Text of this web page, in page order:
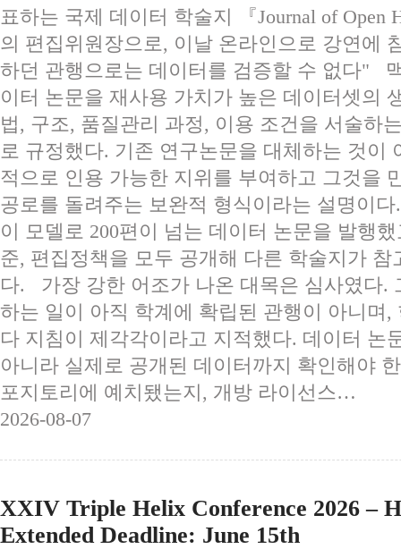
표하는 국제 데이터 학술지 『Journal of Open
의 편집위원장으로, 이날 온라인으로 강연에
하던 관행으로는 데이터를 검증할 수 없다"
이터 논문을 재사용 가치가 높은 데이터셋의
법, 구조, 품질관리 과정, 이용 조건을 서술하
로 규정했다. 기존 연구논문을 대체하는 것이
적으로 인용 가능한 지위를 부여하고 그것을
공로를 돌려주는 보완적 형식이라는 설명이다
이 모델로 200편이 넘는 데이터 논문을 발행
준, 편집정책을 모두 공개해 다른 학술지가 참
다. 가장 강한 어조가 나온 대목은 심사였다.
하는 일이 아직 학계에 확립된 관행이 아니며
다 지침이 제각각이라고 지적했다. 데이터 논
아니라 실제로 공개된 데이터까지 확인해야
포지토리에 예치됐는지, 개방 라이선스…
2026-08-07
XXIV Triple Helix Conference 2026 –
Extended Deadline: June 15th